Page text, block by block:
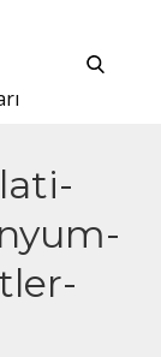
search